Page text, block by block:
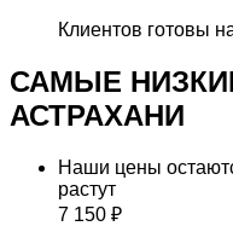
Клиентов готовы
САМЫЕ
АСТРАХАНИ
Наши цены
растут
7 150 ₽